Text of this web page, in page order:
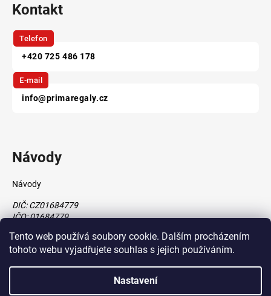
Tento web používá soubory cookie. Dalším procházením
tohoto webu vyjadřujete souhlas s jejich používáním.
Nastavení
Kontakt
Telefon
+420 725 486 178
E-mail
info@primaregaly.cz
Návody
Návody
DIČ: CZ01684779
IČO: 01684779
Vytvořil Shoptet
vytvořilŠtefan Mazáň